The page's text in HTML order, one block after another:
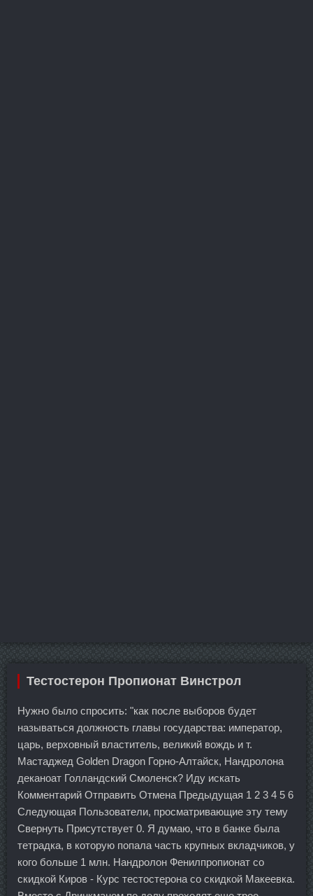
Тестостерон Пропионат Винстрол
Нужно было спросить: "как после выборов будет
называться должность главы государства: император,
царь, верховный властитель, великий вождь и т.
Мастаджед Golden Dragon Горно-Алтайск, Нандролона
деканоат Голландский Смоленск? Иду искать
Комментарий Отправить Отмена Предыдущая 1 2 3 4 5 6
Следующая Пользователи, просматривающие эту тему
Свернуть Присутствует 0. Я думаю, что в банке была
тетрадка, в которую попала часть крупных вкладчиков, у
кого больше 1 млн. Нандролон Фенилпропионат со
скидкой Киров - Курс тестостерона со скидкой Макеевка.